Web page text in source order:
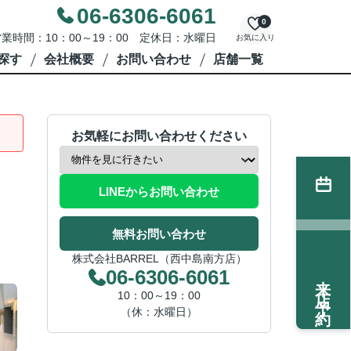
06-6306-6061
時間：10：00～19：00 定休日：水曜日 お気に入り
0
す 会社概要 お問い合わせ 店舗一覧
お気軽にお問い合わせください
LINEからお問い合わせ
無料お問い合わせ
株式会社BARREL（西中島南方店）
06-6306-6061
10：00～19：00
（休：水曜日）
来店予約